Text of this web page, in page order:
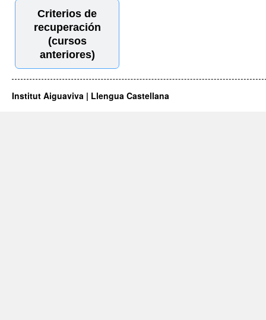
Criterios de
recuperación
(cursos
anteriores)
Institut Aiguaviva | Llengua Castellana